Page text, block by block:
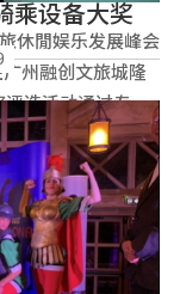
休閒娱乐发展峰会
州融创文旅城隆
选活动通过专家
选，智崴获得杰
备供应商奖。
乘设备大奖